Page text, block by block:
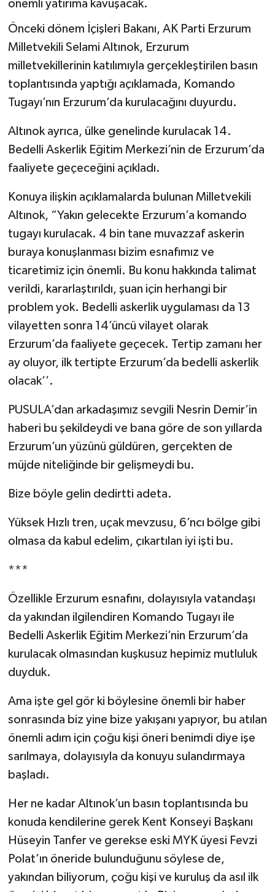
önemli yatırıma kavuşacak.
Önceki dönem İçişleri Bakanı, AK Parti Erzurum
Milletvekili Selami Altınok, Erzurum
milletvekillerinin katılımıyla gerçekleştirilen basın
toplantısında yaptığı açıklamada, Komando
Tugayı’nın Erzurum’da kurulacağını duyurdu.
Altınok ayrıca, ülke genelinde kurulacak 14.
Bedelli Askerlik Eğitim Merkezi’nin de Erzurum’da
faaliyete geçeceğini açıkladı.
Konuya ilişkin açıklamalarda bulunan Milletvekili
Altınok, “Yakın gelecekte Erzurum’a komando
tugayı kurulacak. 4 bin tane muvazzaf askerin
buraya konuşlanması bizim esnafımız ve
ticaretimiz için önemli. Bu konu hakkında talimat
verildi, kararlaştırıldı, şuan için herhangi bir
problem yok. Bedelli askerlik uygulaması da 13
vilayetten sonra 14’üncü vilayet olarak
Erzurum’da faaliyete geçecek. Tertip zamanı her
ay oluyor, ilk tertipte Erzurum’da bedelli askerlik
olacak’’.
PUSULA’dan arkadaşımız sevgili Nesrin Demir’in
haberi bu şekildeydi ve bana göre de son yıllarda
Erzurum’un yüzünü güldüren, gerçekten de
müjde niteliğinde bir gelişmeydi bu.
Bize böyle gelin dedirtti adeta.
Yüksek Hızlı tren, uçak mevzusu, 6’ncı bölge gibi
olmasa da kabul edelim, çıkartılan iyi işti bu.
***
Özellikle Erzurum esnafını, dolayısıyla vatandaşı
da yakından ilgilendiren Komando Tugayı ile
Bedelli Askerlik Eğitim Merkezi’nin Erzurum’da
kurulacak olmasından kuşkusuz hepimiz mutluluk
duyduk.
Ama işte gel gör ki böylesine önemli bir haber
sonrasında biz yine bize yakışanı yapıyor, bu atılan
önemli adım için çoğu kişi öneri benimdi diye işe
sarılmaya, dolayısıyla da konuyu sulandırmaya
başladı.
Her ne kadar Altınok’un basın toplantısında bu
konuda kendilerine gerek Kent Konseyi Başkanı
Hüseyin Tanfer ve gerekse eski MYK üyesi Fevzi
Polat’ın öneride bulunduğunu söylese de,
yakından biliyorum, çoğu kişi ve kuruluş da asıl ilk
Spor
Türkiye
Yaşam
YEREL